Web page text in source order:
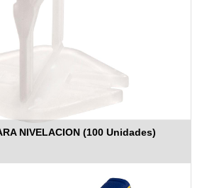
NIVELACION (100 Unidades)